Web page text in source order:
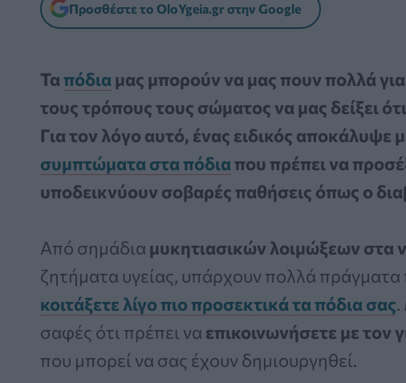
Προσθέστε το OloYgeia.gr στην Google
Ταπόδια μας μπορούν να μας πουν πολλά για
τους τρόπους τους σώματος να μας δείξει
Για τον λόγο αυτό, ένας ειδικός αποκάλυψε
συμπτώματα στα πόδια που πρέπει να
υποδεικνύουν σοβαρές παθήσεις όπως ο
Από σημάδια μυκητιασικών λοιμώξεων στα
ζητήματα υγείας, υπάρχουν πολλά πράγματα
κοιτάξετε λίγο πιο προσεκτικά τα πόδια σας.
σαφές ότι πρέπει να επικοινωνήσετε με τον
που μπορεί να σας έχουν δημιουργηθεί.